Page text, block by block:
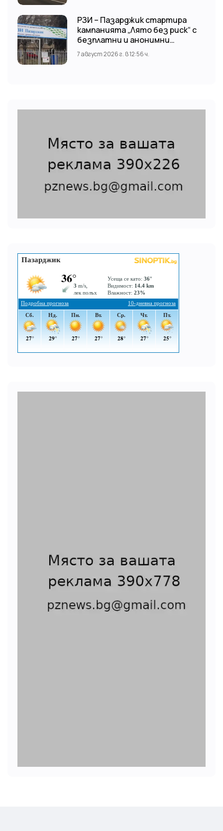
РЗИ – Пазарджик стартира
кампанията „Лято без риск“ с
безплатни и анонимни
изследвания за ХИВ
7 август 2026 г. в 12:56 ч.